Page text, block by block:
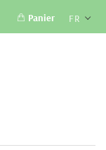
FR
Panier